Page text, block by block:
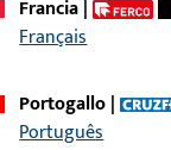
Francia|
Français
Portogallo|
Português